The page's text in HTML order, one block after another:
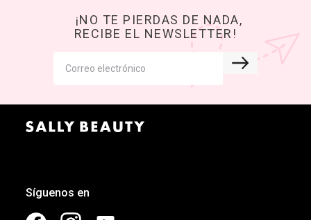
¡NO TE PIERDAS DE NADA,
RECIBE EL NEWSLETTER!
Síguenos en